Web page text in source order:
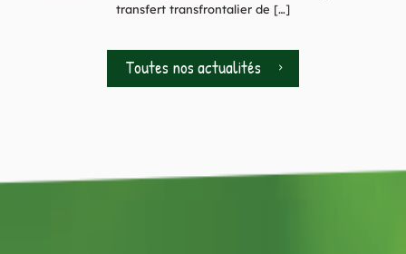
transfert transfrontalier de […]
Toutes nos actualités